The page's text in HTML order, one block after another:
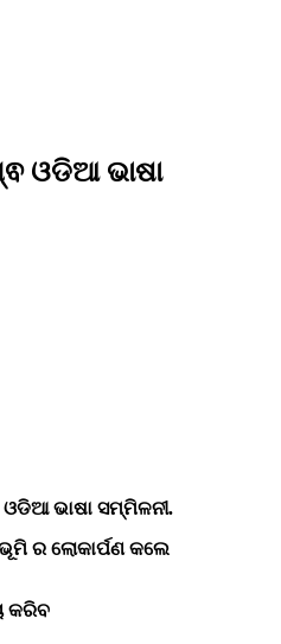
ଓଡିଆ ଭାଷା
ଭାଷା ସମ୍ମିଳନୀ.
ର ଲୋକାର୍ପଣ କଲେ
କରିବ